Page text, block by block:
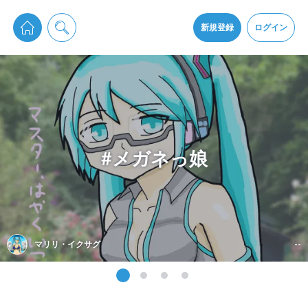
新規登録 ログイン
pixiv Sketchは2024年5月28日付で プライパシーポリシーを改定しました。
通知を受け取るにはここをクリックします
pixiv Sketchアプリでさらに快適に！
アプリをインストール
#メガネっ娘
マリリ・イクサグ --